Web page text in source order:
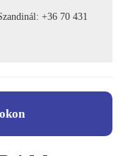
+36 70 431